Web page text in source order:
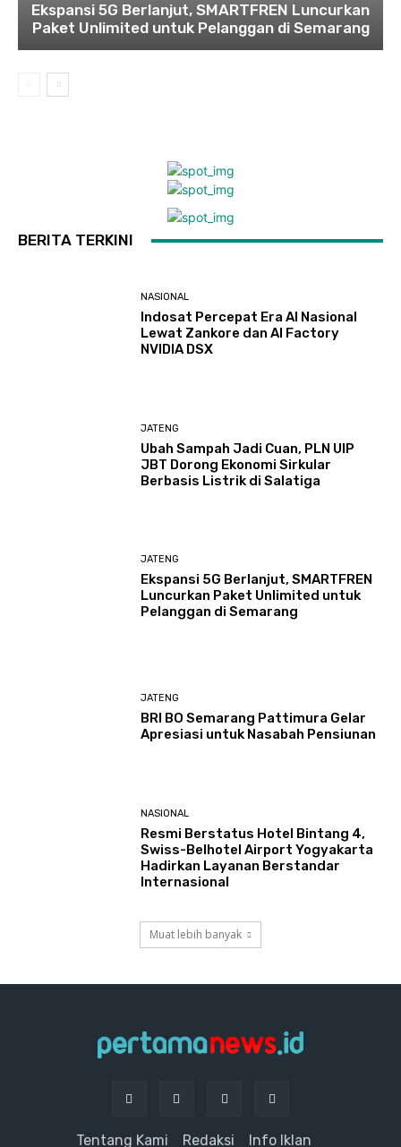
Ekspansi 5G Berlanjut, SMARTFREN Luncurkan
Paket Unlimited untuk Pelanggan di Semarang
BERITA TERKINI
NASIONAL
Indosat Percepat Era AI Nasional
Lewat Zankore dan AI Factory
NVIDIA DSX
JATENG
Ubah Sampah Jadi Cuan, PLN UIP
JBT Dorong Ekonomi Sirkular
Berbasis Listrik di Salatiga
JATENG
Ekspansi 5G Berlanjut, SMARTFREN
Luncurkan Paket Unlimited untuk
Pelanggan di Semarang
JATENG
BRI BO Semarang Pattimura Gelar
Apresiasi untuk Nasabah Pensiunan
NASIONAL
Resmi Berstatus Hotel Bintang 4,
Swiss-Belhotel Airport Yogyakarta
Hadirkan Layanan Berstandar
Internasional
Muat lebih banyak
Tentang Kami Redaksi Info Iklan